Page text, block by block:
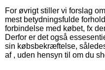
For øvrigt stiller vi forslag
mest betydningsfulde
forbindelse med købet, fx
Derfor er det også
sin købsbekræftelse,
af , uden hensyn til om du